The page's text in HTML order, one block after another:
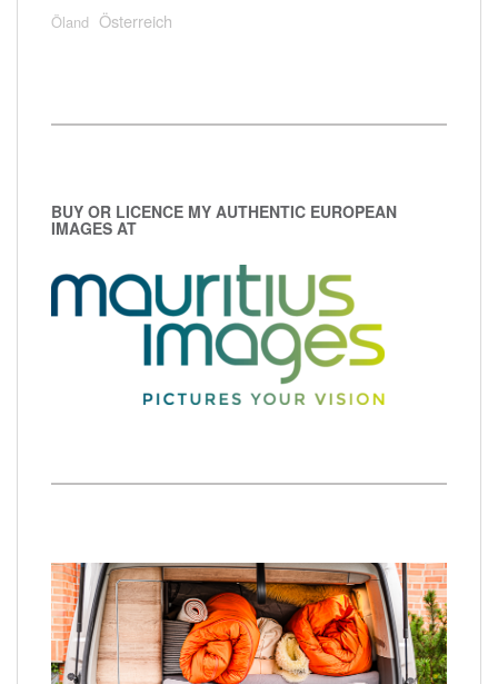
Öland Österreich
BUY OR LICENCE MY AUTHENTIC EUROPEAN
IMAGES AT